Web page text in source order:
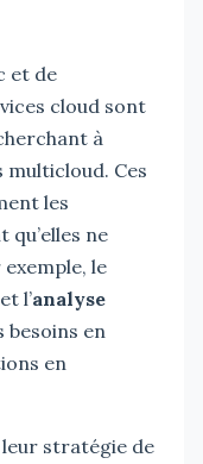
et de
cloud sont
à
Ces
les
ne
le
et l’analyse
besoins en
en
stratégie de